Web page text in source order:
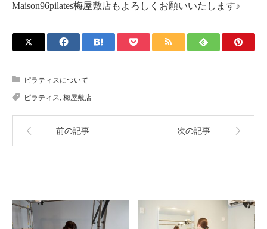
Maison96pilates梅屋敷店もよろしくお願いいたします♪
ピラティスについて
ピラティス, 梅屋敷店
前の記事 次の記事